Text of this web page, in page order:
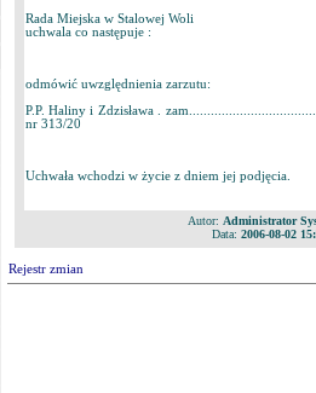
Rada Miejska w Stalowej Woli
uchwala co następuje :
odmówić uwzględnienia zarzutu:
P.P. Haliny i Zdzisława .
nr 313/20
Uchwała wchodzi w życie z dniem jej podjęcia.
Autor: Administrator
Data: 2006-08-02
Rejestr zmian